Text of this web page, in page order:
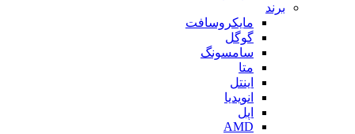
برند
مایکروسافت
گوگل
سامسونگ
متا
اینتل
انویدیا
اپل
AMD